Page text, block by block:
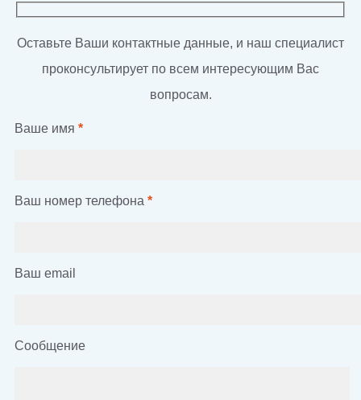
Оставьте Ваши контактные данные, и наш специалист
проконсультирует по всем интересующим Вас
вопросам.
Ваше имя *
Ваш номер телефона *
Ваш email
Сообщение